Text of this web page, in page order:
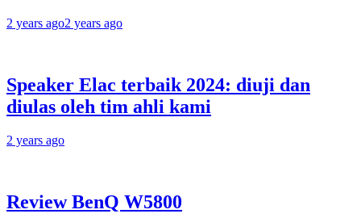
2 years ago2 years ago
Speaker Elac terbaik 2024: diuji dan
diulas oleh tim ahli kami
2 years ago
Review BenQ W5800